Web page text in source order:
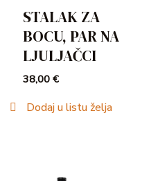
STALAK ZA
BOCU, PAR NA
LJULJAČCI
38,00€
Dodaj u listu želja